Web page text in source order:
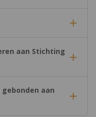
aan Stichting
aan